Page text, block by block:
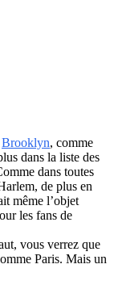
Brooklyn, comme
dans la liste des
dans toutes
de plus en
même l’objet
les fans de
vous verrez que
Paris. Mais un